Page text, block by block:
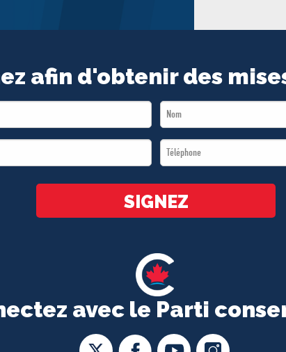
avec le Parti
afin d'obtenir des
Last
Name
Téléphone
*
SIGNEZ